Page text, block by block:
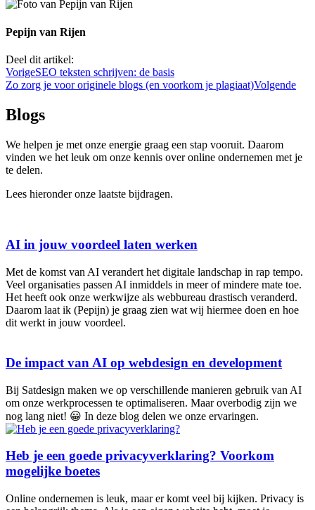
Pepijn van Rijen
Deel dit artikel:
VorigeSEO teksten schrijven: de basis
Zo zorg je voor originele blogs (en voorkom je plagiaat)Volgende
Blogs
We helpen je met onze energie graag een stap vooruit. Daarom
vinden we het leuk om onze kennis over online ondernemen met je
te delen.
Lees hieronder onze laatste bijdragen.
AI in jouw voordeel laten werken
Met de komst van AI verandert het digitale landschap in rap tempo.
Veel organisaties passen AI inmiddels in meer of mindere mate toe.
Het heeft ook onze werkwijze als webbureau drastisch veranderd.
Daarom laat ik (Pepijn) je graag zien wat wij hiermee doen en hoe
dit werkt in jouw voordeel.
De impact van AI op webdesign en development
Bij Satdesign maken we op verschillende manieren gebruik van AI
om onze werkprocessen te optimaliseren. Maar overbodig zijn we
nog lang niet! 😀 In deze blog delen we onze ervaringen.
Heb je een goede privacyverklaring? Voorkom
mogelijke boetes
Online ondernemen is leuk, maar er komt veel bij kijken. Privacy is